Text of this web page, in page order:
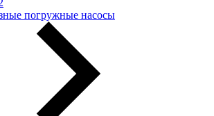
погружные насосы